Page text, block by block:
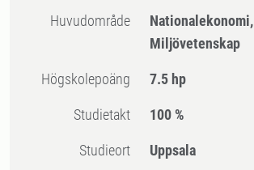
Huvudområde
Nationalekonomi,
Miljövetenskap
högskolepoäng 7.5 hp
Studietakt 100 %
Studieort Uppsala